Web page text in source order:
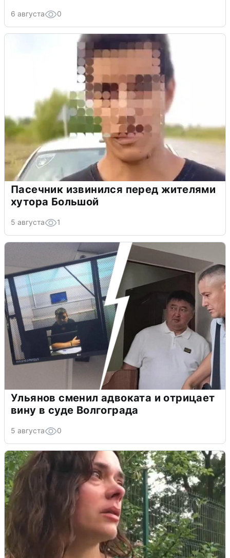
6 августа 0
Пасечник извинился перед жителями
хутора Большой
5 августа 1
Ульянов сменил адвоката и отрицает
вину в суде Волгограда
5 августа 0